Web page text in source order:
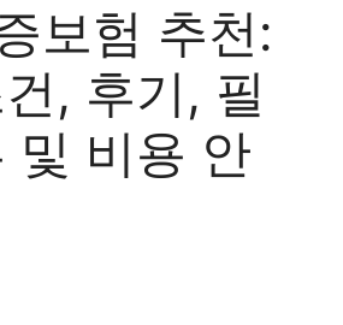
보험 추천:
, 후기, 필
및 비용 안